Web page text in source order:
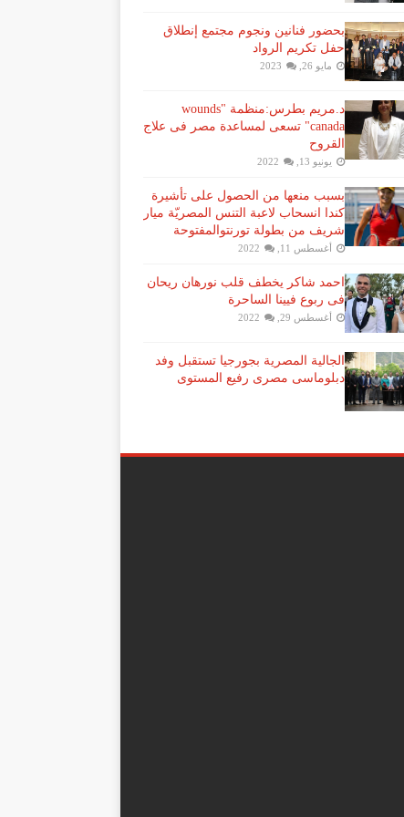
بحضور فنانين ونجوم مجتمع إنطلاق
حفل تكريم الرواد
مايو 26, 2023
د.مريم بطرس:منظمة "wounds
canada" تسعى لمساعدة مصر فى علاج
القروح
يونيو 13, 2022
بسبب منعها من الحصول على تأشيرة
كندا انسحاب لاعبة ​التنس​ المصريّة ​ميار
شريف​ من بطولة ​تورنتو​المفتوحة
أغسطس 11, 2022
احمد شاكر يخطف قلب نورهان ريحان
فى ربوع فيينا الساحرة
أغسطس 29, 2022
الجالية المصرية بجورجيا تستقبل وفد
دبلوماسى مصرى رفيع المستوى